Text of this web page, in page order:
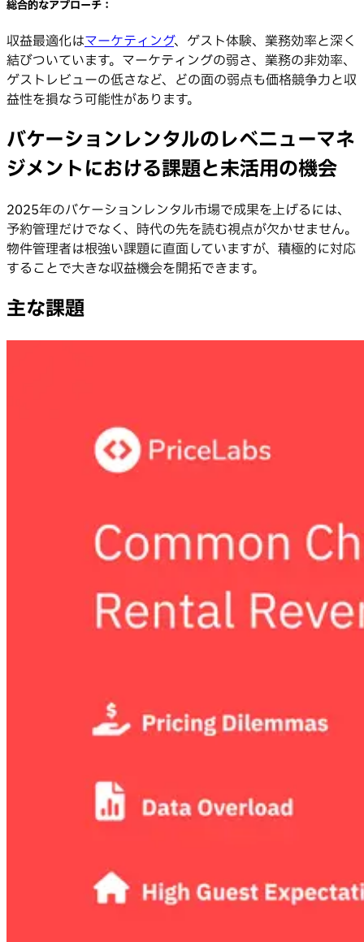
総合的なアプローチ：
収益最適化はマーケティング、ゲスト体験、業務効率と深く
結びついています。マーケティングの弱さ、業務の非効率、
ゲストレビューの低さなど、どの面の弱点も価格競争力と収
益性を損なう可能性があります。
バケーションレンタルのレベニューマネ
ジメントにおける課題と未活用の機会
2025年のバケーションレンタル市場で成果を上げるには、
予約管理だけでなく、時代の先を読む視点が欠かせません。
物件管理者は根強い課題に直面していますが、積極的に対応
することで大きな収益機会を開拓できます。
主な課題